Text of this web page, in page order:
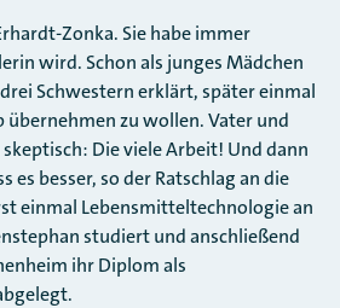
Zonka. Sie habe immer
wird. Schon als junges Mädchen
Schwestern erklärt, später einmal
zu wollen. Vater und
Die viele Arbeit! Und dann
es besser, so der Ratschlag an die
einmal Lebensmitteltechnologie an
studiert und anschließend
ihr Diplom als